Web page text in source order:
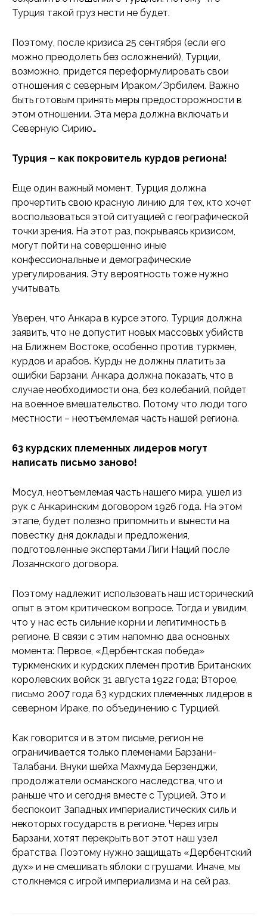
Турция такой груз нести не будет.
Поэтому, после кризиса 25 сентября (если его
можно преодолеть без осложнений), Турции,
возможно, придется переформулировать свои
отношения с северным Ираком/Эрбилем. Важно
быть готовым принять меры предосторожности в
этом отношении. Эта мера должна включать и
Северную Сирию…
Турция – как покровитель курдов региона!
Еще один важный момент, Турция должна
прочертить свою красную линию для тех, кто хочет
воспользоваться этой ситуацией с географической
точки зрения. На этот раз, покрываясь кризисом,
могут пойти на совершенно иные
конфессиональные и демографические
урегулирования. Эту вероятность тоже нужно
учитывать.
Уверен, что Анкара в курсе этого. Турция должна
заявить, что не допустит новых массовых убийств
на Ближнем Востоке, особенно против туркмен,
курдов и арабов. Курды не должны платить за
ошибки Барзани. Анкара должна показать, что в
случае необходимости она, без колебаний, пойдет
на военное вмешательство. Потому что люди того
местности – неотъемлемая часть нашей региона.
63 курдских племенных лидеров могут
написать письмо заново!
Мосул, неотъемлемая часть нашего мира, ушел из
рук с Анкаринским договором 1926 года. На этом
этапе, будет полезно припомнить и вынести на
повестку дня доклады и предложения,
подготовленные экспертами Лиги Наций после
Лозаннского договора.
Поэтому надлежит использовать наш исторический
опыт в этом критическом вопросе. Тогда и увидим,
что у нас есть сильние корни и легитимность в
регионе. В связи с этим напомню два основных
момента: Первое, «Дербентская победа»
туркменских и курдских племен против Британских
королевских войск 31 августа 1922 года; Второе,
письмо 2007 года 63 курдских племенных лидеров в
северном Ираке, по объединению с Турцией.
Как говорится и в этом письме, регион не
ограничивается только племенами Барзани-
Талабани. Внуки шейха Махмуда Берзенджи,
продолжатели османского наследства, что и
раньше что и сегодня вместе с Турцией. Это и
беспокоит Западных империалистических силь и
некоторых государств в регионе. Через игры
Барзани, хотят перекрыть вот этот наш узел
братства. Поэтому нужно защищать «Дербентский
дух» и не смешивать яблоки с грушами. Иначе, мы
столкнемся с игрой империализма и на сей раз.